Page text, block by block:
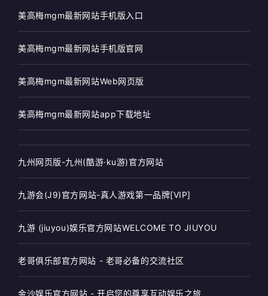
美高梅mgm最新网站手机版入口
美高梅mgm最新网站手机版官网
美高梅mgm最新网站Web网页版
美高梅mgm最新网站app下载地址
九州网页版-九州(酷游·ku游)官方网站
九游会(J9)官方网站-真人游戏第一品牌[VIP]
九游 (jiuyou)娱乐官方网站WELCOME TO JIUYOU
老哥俱乐部官方网站 - 老哥必备的交流社区
金沙娱乐官方网站 - 开启您的尊享互动娱乐之旅